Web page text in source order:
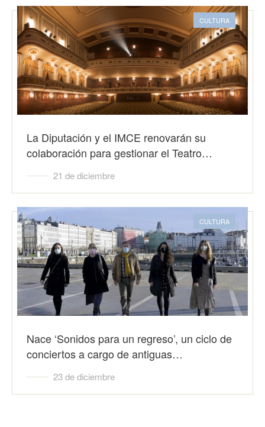
CULTURA
La Diputación y el IMCE renovarán su
colaboración para gestionar el Teatro…
21 de diciembre
CULTURA
Nace ‘Sonidos para un regreso’, un ciclo de
conciertos a cargo de antiguas…
23 de diciembre